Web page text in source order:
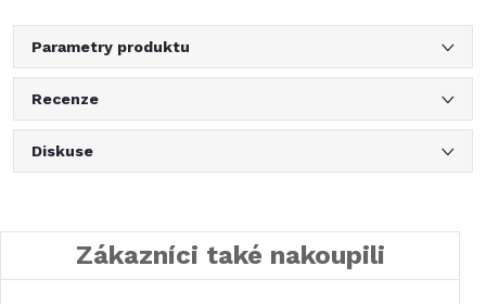
Parametry produktu
Recenze
Diskuse
Zákazníci také nakoupili